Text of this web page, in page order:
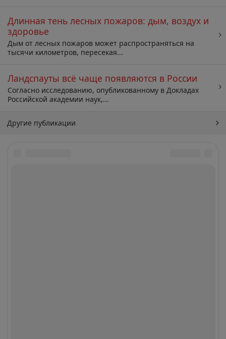
Длинная тень лесных пожаров: дым, воздух и
здоровье
Дым от лесных пожаров может распространяться на
тысячи километров, пересекая...
Ландспауты всё чаще появляются в России
Согласно исследованию, опубликованному в Докладах
Российской академии наук,...
Другие публикации